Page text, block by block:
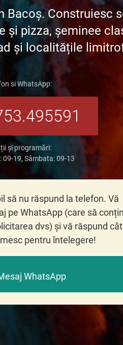
Bacoș. Construiesc
pizza, șeminee
și localitățile
si WhatsApp:
și programări:
09-19, Sâmbata: 09-13
să nu răspund la telefon. Vă
pe WhatsApp (care să
dvs) și vă răspund cât
pentru întelegere!
WhatsApp